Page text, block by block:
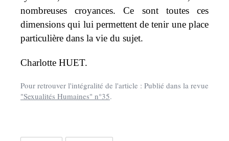
nombreuses croyances. Ce sont toutes ces
dimensions qui lui permettent de tenir une place
particulière dans la vie du sujet.
Charlotte HUET.
Pour retrouver l'intégralité de l'article : Publié dans la revue
"Sexualités Humaines" n°35.